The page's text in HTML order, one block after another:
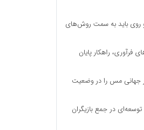
باید به سمت روش‌های
فرآوری، راهکار پایان
جهانی مس را در وضعیت
مس با ۱۰ پروژه توسعه‌ای در جمع بازیگران